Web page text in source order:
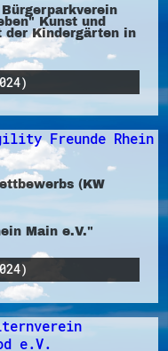
Kunst und
der Kindergärten in
(KW
Main e.V."